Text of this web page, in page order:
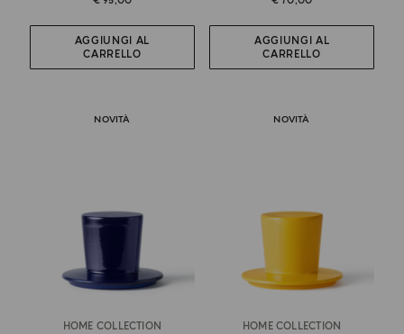
AGGIUNGI AL
CARRELLO
AGGIUNGI AL
CARRELLO
NOVITÀ
HOME COLLECTION
NOVITÀ
HOME COLLECTION